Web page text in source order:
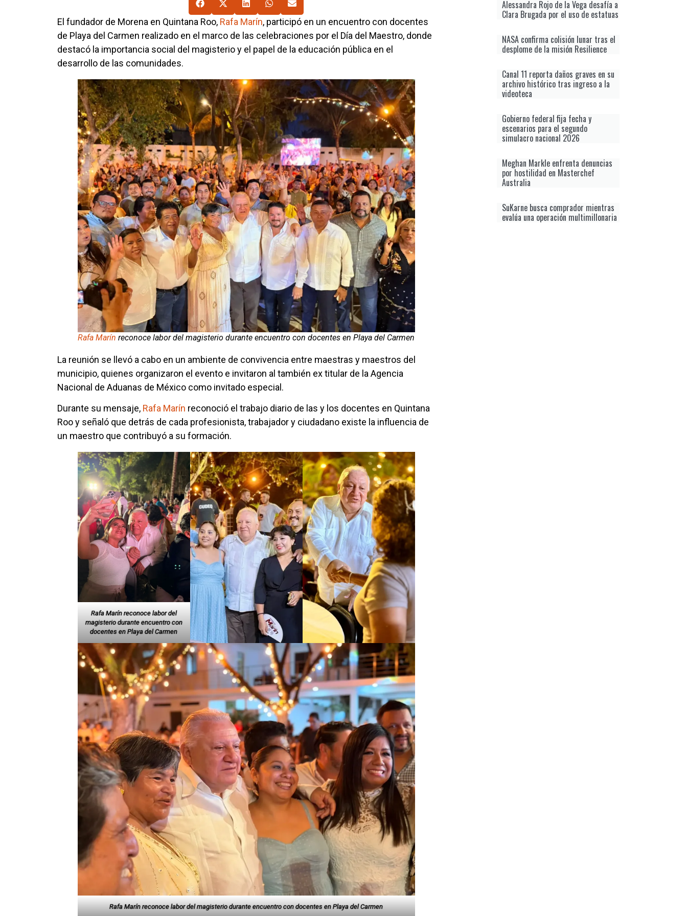
El fundador de Morena en Quintana Roo, Rafa Marín, participó en un encuentro con docentes
de Playa del Carmen realizado en el marco de las celebraciones por el Día del Maestro, donde
destacó la importancia social del magisterio y el papel de la educación pública en el
desarrollo de las comunidades.
Rafa Marín reconoce labor del magisterio durante encuentro con docentes en Playa del Carmen
La reunión se llevó a cabo en un ambiente de convivencia entre maestras y maestros del
municipio, quienes organizaron el evento e invitaron al también ex titular de la Agencia
Nacional de Aduanas de México como invitado especial.
Durante su mensaje, Rafa Marín reconoció el trabajo diario de las y los docentes en Quintana
Roo y señaló que detrás de cada profesionista, trabajador y ciudadano existe la influencia de
un maestro que contribuyó a su formación.
Rafa Marín reconoce labor del
magisterio durante encuentro con
docentes en Playa del Carmen
Rafa Marín reconoce labor del magisterio durante encuentro con docentes en Playa del Carmen
Alessandra Rojo de la Vega desafía a
Clara Brugada por el uso de estatuas
NASA confirma colisión lunar tras el
desplome de la misión Resilience
Canal 11 reporta daños graves en su
archivo histórico tras ingreso a la
videoteca
Gobierno federal fija fecha y
escenarios para el segundo
simulacro nacional 2026
Meghan Markle enfrenta denuncias
por hostilidad en Masterchef
Australia
SuKarne busca comprador mientras
evalúa una operación multimillonaria